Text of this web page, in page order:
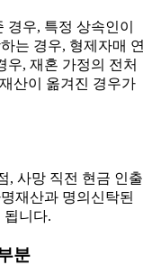
우, 특정 상속인이
는 경우, 형제자매 연
우, 재혼 가정의 전처
산이 옮겨진 경우가
, 사망 직전 현금 인출
재산과 명의신탁된
됩니다.
분